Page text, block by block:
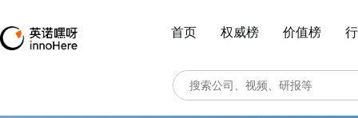
首页 权威榜 价值榜